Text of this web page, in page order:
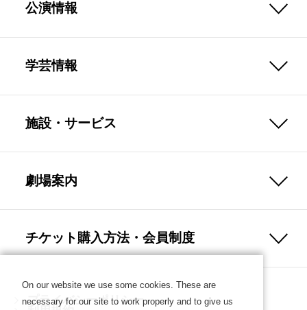
公演情報
学芸情報
施設・サービス
劇場案内
チケット購入方法・会員制度
プライバシーポリシー
On our website we use some cookies. These are
necessary for our site to work properly and to give us